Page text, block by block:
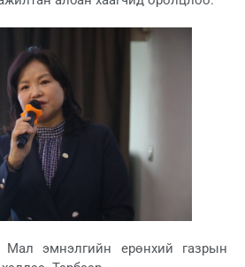
эмнэлгийн ерөнхий газрын